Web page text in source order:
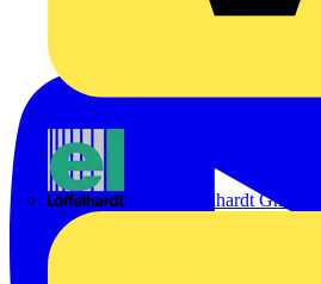
Emil Löffelhardt GmbH